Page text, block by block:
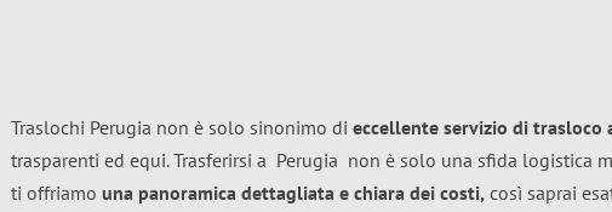
Traslochi Perugia non è solo sinonimo di eccellente servizio di trasloco
trasparenti ed equi. Trasferirsi a Perugia non è solo una sfida logistica
ti offriamo una panoramica dettagliata e chiara dei costi, così saprai